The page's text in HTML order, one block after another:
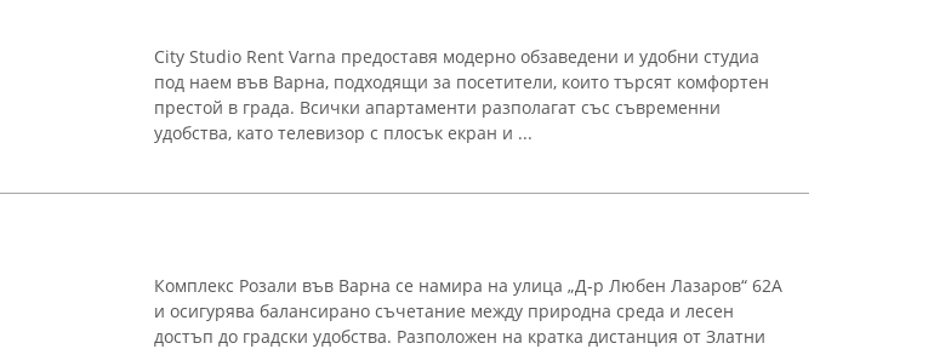
City Studio Rent Varna предоставя модерно обзаведени и удобни студиа
под наем във Варна, подходящи за посетители, които търсят комфортен
престой в града. Всички апартаменти разполагат със съвременни
удобства, като телевизор с плосък екран и ...
Комплекс Розали във Варна се намира на улица „Д-р Любен Лазаров“ 62А
и осигурява балансирано съчетание между природна среда и лесен
достъп до градски удобства. Разположен на кратка дистанция от Златни